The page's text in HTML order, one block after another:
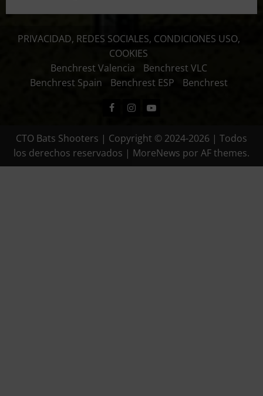
PRIVACIDAD, REDES SOCIALES, CONDICIONES USO,
COOKIES
Benchrest Valencia
Benchrest VLC
Benchrest Spain
Benchrest ESP Benchrest
Facebook
Instagram
Youtube
CTO Bats Shooters | Copyright © 2024-2026 | Todos
los derechos reservados | MoreNews por AF themes.